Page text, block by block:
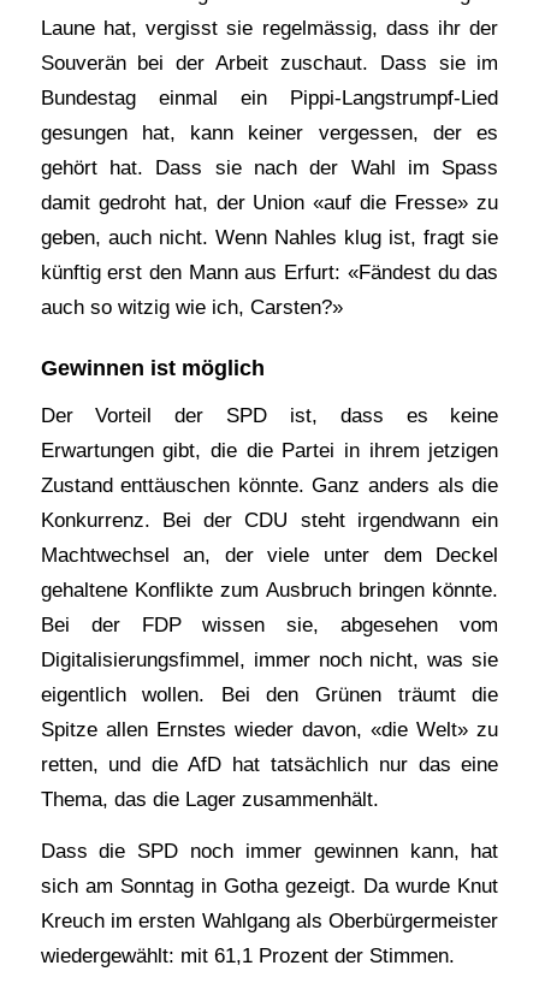
Laune hat, vergisst sie regelmässig, dass ihr der
Souverän bei der Arbeit zuschaut. Dass sie im
Bundestag einmal ein Pippi-Langstrumpf-Lied
gesungen hat, kann keiner vergessen, der es
gehört hat. Dass sie nach der Wahl im Spass
damit gedroht hat, der Union «auf die Fresse» zu
geben, auch nicht. Wenn Nahles klug ist, fragt sie
künftig erst den Mann aus Erfurt: «Fändest du das
auch so witzig wie ich, Carsten?»
Gewinnen ist möglich
Der Vorteil der SPD ist, dass es keine
Erwartungen gibt, die die Partei in ihrem jetzigen
Zustand enttäuschen könnte. Ganz anders als die
Konkurrenz. Bei der CDU steht irgendwann ein
Machtwechsel an, der viele unter dem Deckel
gehaltene Konflikte zum Ausbruch bringen könnte.
Bei der FDP wissen sie, abgesehen vom
Digitalisierungsfimmel, immer noch nicht, was sie
eigentlich wollen. Bei den Grünen träumt die
Spitze allen Ernstes wieder davon, «die Welt» zu
retten, und die AfD hat tatsächlich nur das eine
Thema, das die Lager zusammenhält.
Dass die SPD noch immer gewinnen kann, hat
sich am Sonntag in Gotha gezeigt. Da wurde Knut
Kreuch im ersten Wahlgang als Oberbürgermeister
wiedergewählt: mit 61,1 Prozent der Stimmen.